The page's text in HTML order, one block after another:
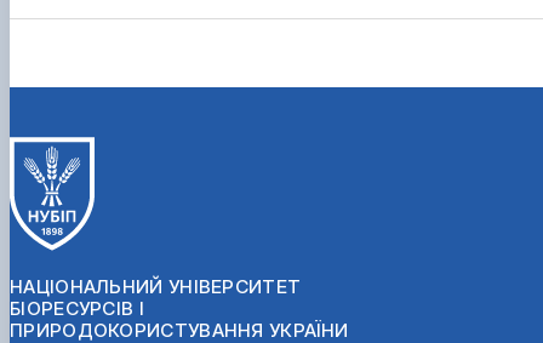
НАЦІОНАЛЬНИЙ УНІВЕРСИТЕТ
БІОРЕСУРСІВ І
ПРИРОДОКОРИСТУВАННЯ УКРАЇНИ